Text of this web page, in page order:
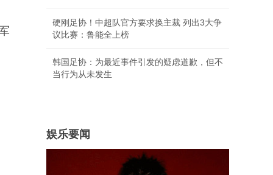
硬刚足协！中超队官方要求换主裁 列出3大争
议比赛：鲁能全上榜
韩国足协：为最近事件引发的疑虑道歉，但不
当行为从未发生
娱乐要闻